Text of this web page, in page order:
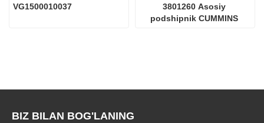
VG1500010037
3801260 Asosiy
podshipnik CUMMINS
BIZ BILAN BOG'LANING